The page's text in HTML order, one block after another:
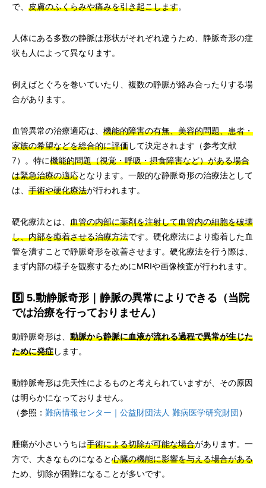
で、 皮膚のふくらみや痛みを引き起こします。
人体にある多数の静脈は形状がそれぞれ違うため、静脈奇形の症
状も人によって異なります。
例えばとぐろを巻いていたり、複数の静脈が絡み合ったりする場
合があります。
血管異常の治療適応は、 機能的障害の有無、美容的問題、患者・
家族の希望などを総合的に評価して決定されます（参考文献
7）。特に機能的問題（視覚・呼吸・摂食障害など）がある場合
は緊急治療の適応となります。一般的な静脈奇形の治療法として
は、 手術や硬化療法が行われます。
硬化療法とは、 血管の内部に薬剤を注射して血管内の細胞を破壊
し、内部を癒着させる治療方法です。硬化療法により癒着した血
管を潰すことで静脈奇形を改善させます。硬化療法を行う際は、
まず内部の様子を観察するためにMRIや画像検査が行われます。
5️⃣ 5.動静脈奇形｜静脈の異常によりできる（当院
では治療を行っておりません）
動静脈奇形は、 動脈から静脈に血液が流れる過程で異常が生じた
ために発症します。
動静脈奇形は先天性によるものと考えられていますが、その原因
は明らかになっておりません。
（参照： 難病情報センター｜公益財団法人 難病医学研究財団 ）
腫瘍が小さいうちは手術による切除が可能な場合があります。一
方で、大きなものになると心臓の機能に影響を与える場合がある
ため、切除が困難になることが多いです。